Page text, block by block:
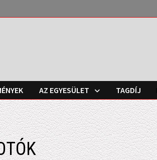
AZ EGYESÜLET TAGDÍJ